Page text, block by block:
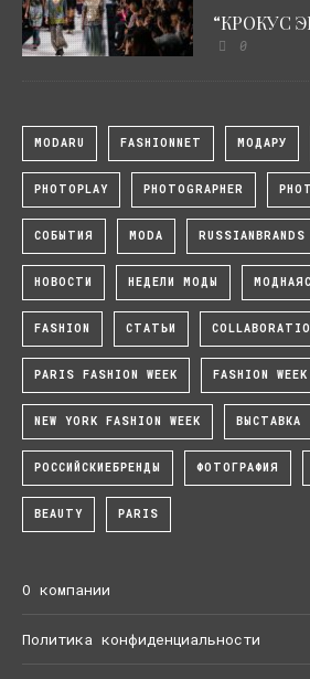
“КРОКУС
0
MODARU FASHIONNET МОДАРУ
PHOTOPLAY PHOTOGRAPHER
СОБЫТИЯ MODA RUSSIANBRANDS
НОВОСТИ НЕДЕЛИ МОДЫ
FASHION СТАТЬИ
PARIS FASHION WEEK FASHION WEEK
NEW YORK FASHION WEEK ВЫСТАВКА
РОССИЙСКИЕБРЕНДЫ ФОТОГРАФИЯ
BEAUTY PARIS
О компании
Политика конфиденциальности